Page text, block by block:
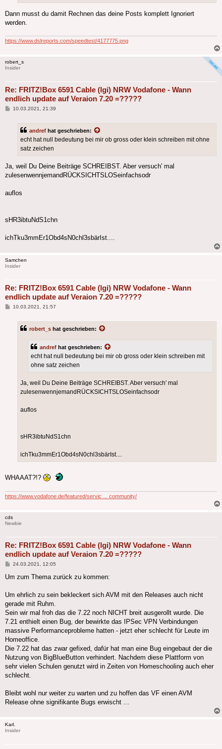
Dann musst du damit Rechnen das deine Posts komplett Ignoriert
werden.
https://www.dslreports.com/speedtest/4177775.png
robert_s
Insider
Re: FRITZ!Box 6591 Cable (lgi) NRW Vodafone - Wann
endlich update auf Veraion 7.20 =?????
Beitrag
10.03.2021, 21:39
andref hat geschrieben:
echt hat null bedeutung bei mir ob gross oder klein schreiben mit ohne
satz zeichen
Ja, weil Du Deine Beiträge SCHREIBST. Aber versuch' mal
zulesenwennjemandRÜCKSICHTSLOSeinfachsodr
auflos
sHR3ibtuNdS1chn
ichTku3mmEr1Obd4sN0chl3sbärIst....
Samchen
Insider
Re: FRITZ!Box 6591 Cable (lgi) NRW Vodafone - Wann
endlich update auf Veraion 7.20 =?????
Beitrag
10.03.2021, 21:57
robert_s hat geschrieben:
andref hat geschrieben:
echt hat null bedeutung bei mir ob gross oder klein schreiben mit
ohne satz zeichen
Ja, weil Du Deine Beiträge SCHREIBST. Aber versuch' mal
zulesenwennjemandRÜCKSICHTSLOSeinfachsodr
auflos
sHR3ibtuNdS1chn
ichTku3mmEr1Obd4sN0chl3sbärIst....
WHAAAT?!?
https://www.vodafone.de/featured/servic ... community/
cds
Newbie
Re: FRITZ!Box 6591 Cable (lgi) NRW Vodafone - Wann
endlich update auf Veraion 7.20 =?????
Beitrag
24.03.2021, 12:05
Um zum Thema zurück zu kommen:
Um ehrlich zu sein bekleckert sich AVM mit den Releases auch nicht
gerade mit Ruhm.
Sein wir mal froh das die 7.22 noch NICHT breit ausgerollt wurde. Die
7.21 enthielt einen Bug, der bewirkte das IPSec VPN Verbindungen
massive Performanceprobleme hatten - jetzt eher schlecht für Leute im
Homeoffice.
Die 7.22 hat das zwar gefixed, dafür hat man eine Bug eingebaut der die
Nutzung von BigBlueButton verhindert. Nachdem diese Plattform von
sehr vielen Schulen genutzt wird in Zeiten von Homeschooling auch eher
schlecht.
Bleibt wohl nur weiter zu warten und zu hoffen das VF einen AVM
Release ohne signifikante Bugs erwischt ...
Karl.
Insider